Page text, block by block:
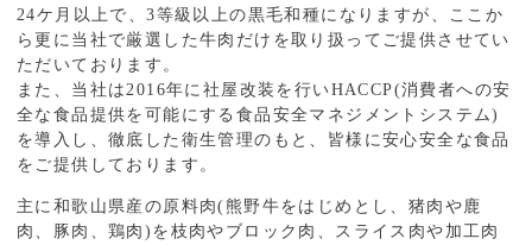
24ケ月以上で、3等級以上の黒毛和種になりますが、ここか
ら更に当社で厳選した牛肉だけを取り扱ってご提供させてい
ただいております。
また、当社は2016年に社屋改装を行いHACCP(消費者への安
全な食品提供を可能にする食品安全マネジメントシステム)
を導入し、徹底した衛生管理のもと、皆様に安心安全な食品
をご提供しております。
主に和歌山県産の原料肉(熊野牛をはじめとし、猪肉や鹿
肉、豚肉、鶏肉)を枝肉やブロック肉、スライス肉や加工肉